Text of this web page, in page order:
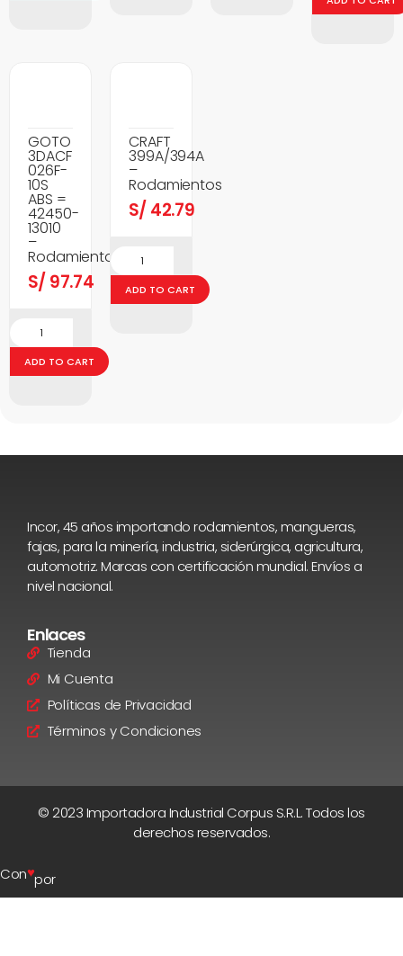
GOTO
3DACF
026F-
10S
ABS =
42450-
13010
–
Rodamientos
S/ 97.74
ADD TO CART
CRAFT
399A/394A
–
Rodamientos
S/ 42.79
ADD TO CART
Incor, 45 años importando rodamientos, mangueras,
fajas, para la minería, industria, siderúrgica, agricultura,
automotriz. Marcas con certificación mundial. Envíos a
nivel nacional.
Enlaces
Tienda
Mi Cuenta
Políticas de Privacidad
Términos y Condiciones
© 2023 Importadora Industrial Corpus S.R.L. Todos los
derechos reservados.
Con♥por